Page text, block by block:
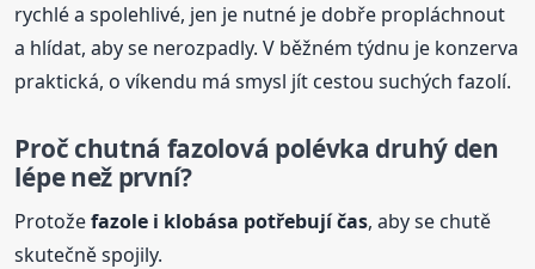
rychlé a spolehlivé, jen je nutné je dobře propláchnout
a hlídat, aby se nerozpadly. V běžném týdnu je konzerva
praktická, o víkendu má smysl jít cestou suchých fazolí.
Proč chutná fazolová polévka druhý den
lépe než první?
Protožefazole i klobása potřebují čas, aby se chutě
skutečně spojily.